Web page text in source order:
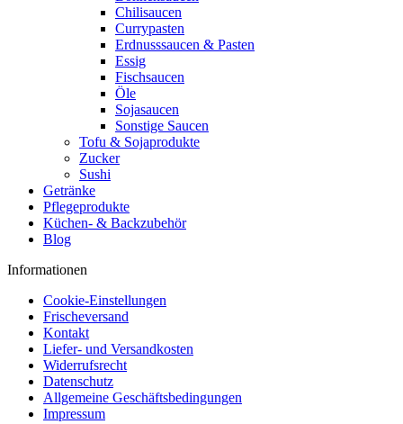
Chilisaucen
Currypasten
Erdnusssaucen & Pasten
Essig
Fischsaucen
Öle
Sojasaucen
Sonstige Saucen
Tofu & Sojaprodukte
Zucker
Sushi
Getränke
Pflegeprodukte
Küchen- & Backzubehör
Blog
Informationen
Cookie-Einstellungen
Frischeversand
Kontakt
Liefer- und Versandkosten
Widerrufsrecht
Datenschutz
Allgemeine Geschäftsbedingungen
Impressum